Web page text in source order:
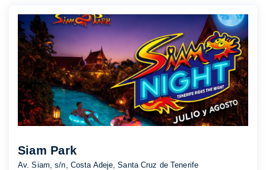
Siam Park
Av. Siam, s/n, Costa Adeje, Santa Cruz de Tenerife